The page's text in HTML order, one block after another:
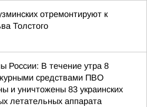
отремонтируют к
Толстого
России: В течение утра 8
средствами ПВО
и уничтожены 83 украинских
летательных аппарата